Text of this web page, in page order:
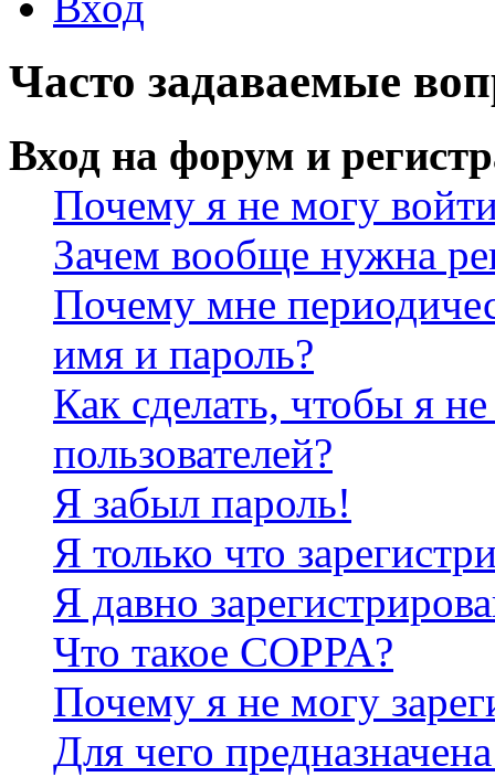
Часто задаваемые
Вход на форум и
Почему я не могу
Зачем вообще нужна
Почему мне
имя и пароль?
Как сделать, чтобы я
пользователей?
Я забыл пароль!
Я только что
Я давно
Что такое COPPA?
Почему я не могу
Для чего